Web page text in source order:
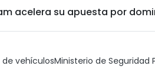
acelera su apuesta por
vehículosMinisterio de Seguridad